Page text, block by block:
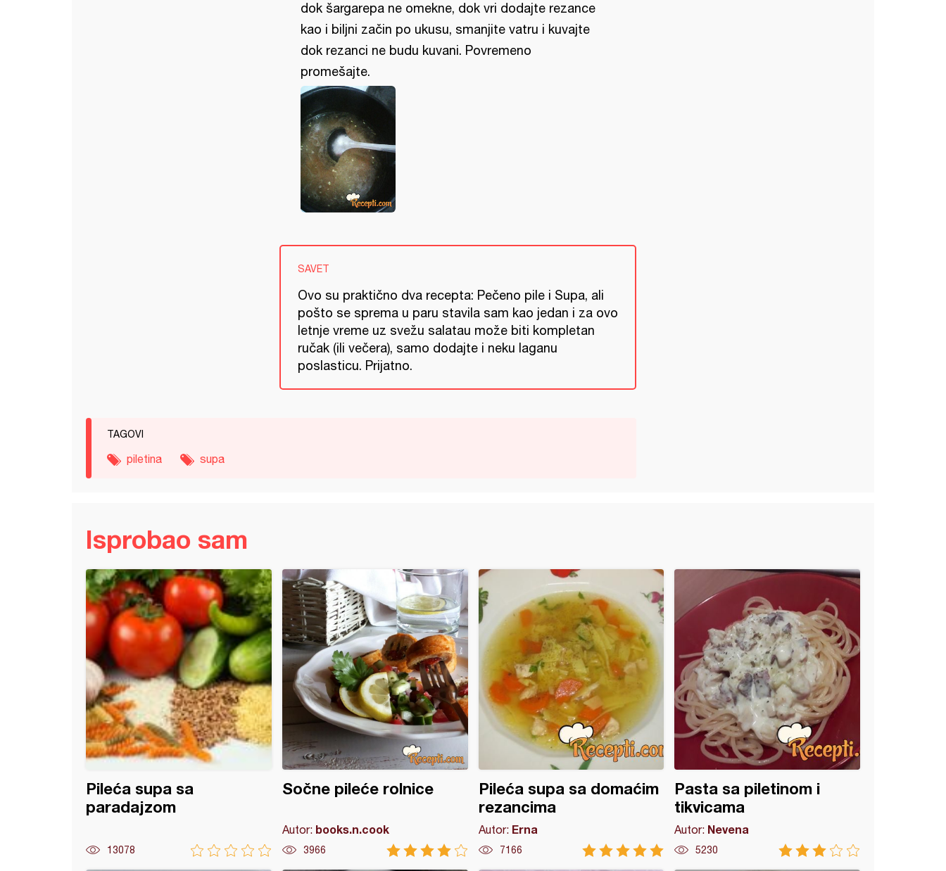
dok šargarepa ne omekne, dok vri dodajte rezance
kao i biljni začin po ukusu, smanjite vatru i kuvajte
dok rezanci ne budu kuvani. Povremeno
promešajte.
SAVET
Ovo su praktično dva recepta: Pečeno pile i Supa, ali
pošto se sprema u paru stavila sam kao jedan i za ovo
letnje vreme uz svežu salatau može biti kompletan
ručak (ili večera), samo dodajte i neku laganu
poslasticu. Prijatno.
TAGOVI
piletina supa
Isprobao sam
Pileća supa sa
paradajzom
13078
Sočne pileće rolnice
Autor: books.n.cook
3966
Pileća supa sa domaćim
rezancima
Autor: Erna
7166
Pasta sa piletinom i
tikvicama
Autor: Nevena
5230
sa piletinom i tikvicama